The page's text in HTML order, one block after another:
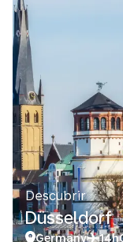
Descubrir
Düsseldorf
Germany